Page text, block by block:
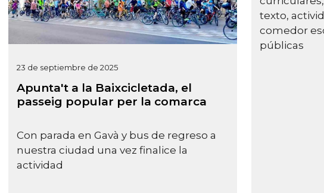
23 de septiembre de 2025
Apunta't a la Baixcicletada, el
passeig popular per la comarca
Con parada en Gavà y bus de regreso a
nuestra ciudad una vez finalice la
actividad
texto,
comedor
públicas